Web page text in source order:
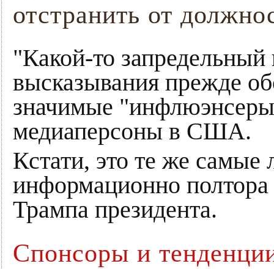
отстранить от
"Какой-то
высказывания прежде
значимые
медиаперсоны в США.
Кстати, это те же
информационно полтора
Трампа президента.
Спонсоры и